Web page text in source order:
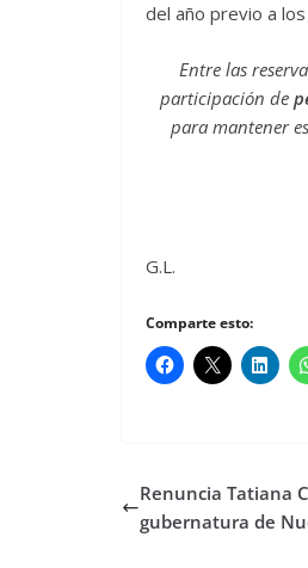
del año previo a
Entre las
participación de
para mantener
G.L.
Comparte esto:
Renuncia Tatiana
gubernatura de